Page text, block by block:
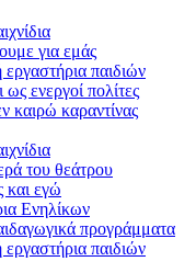
για εμάς
παιδιών
ως ενεργοί πολίτες
καιρώ καραντίνας
του θεάτρου
εγώ
Ενηλίκων
προγράμματα
παιδιών